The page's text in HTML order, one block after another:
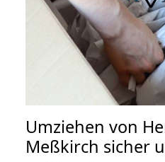
Umziehen von
Meßkirch sicher